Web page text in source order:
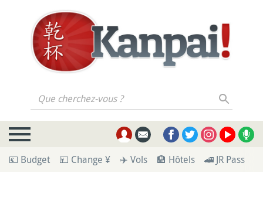
Que cherchez-vous ?
💶 Budget 💴 Change ¥ ✈️ Vols 🏨 Hôtels 🚄 JR Pass